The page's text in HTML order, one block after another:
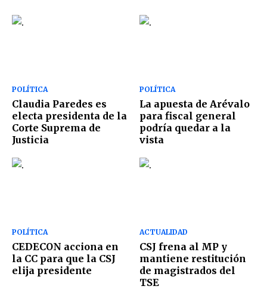
POLÍTICA
Claudia Paredes es
electa presidenta de la
Corte Suprema de
Justicia
POLÍTICA
La apuesta de Arévalo
para fiscal general
podría quedar a la
vista
POLÍTICA
CEDECON acciona en
la CC para que la CSJ
elija presidente
ACTUALIDAD
CSJ frena al MP y
mantiene restitución
de magistrados del
TSE